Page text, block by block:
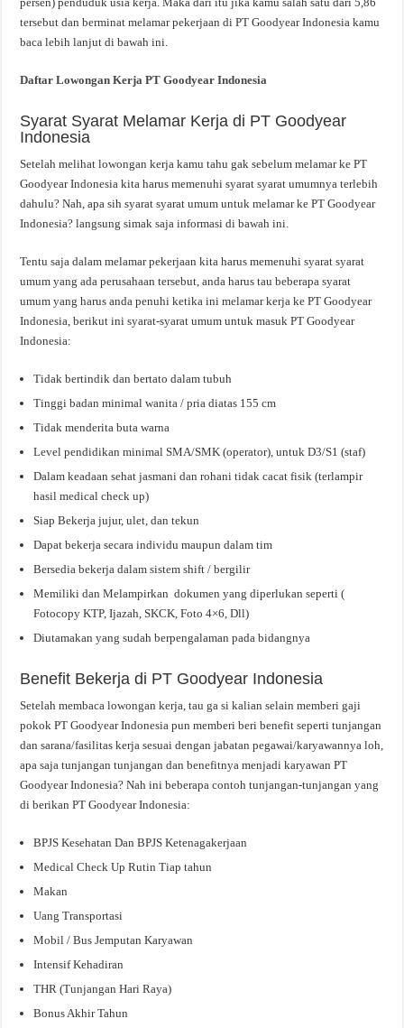
tersebut dan berminat melamar pekerjaan di PT Goodyear Indonesia kamu
baca lebih lanjut di bawah ini.
Daftar Lowongan Kerja PT Goodyear Indonesia
Syarat Syarat Melamar Kerja di PT Goodyear
Indonesia
Setelah melihat lowongan kerja kamu tahu gak sebelum melamar ke PT
Goodyear Indonesia kita harus memenuhi syarat syarat umumnya terlebih
dahulu? Nah, apa sih syarat syarat umum untuk melamar ke PT Goodyear
Indonesia? langsung simak saja informasi di bawah ini.
Tentu saja dalam melamar pekerjaan kita harus memenuhi syarat syarat
umum yang ada perusahaan tersebut, anda harus tau beberapa syarat
umum yang harus anda penuhi ketika ini melamar kerja ke PT Goodyear
Indonesia, berikut ini syarat-syarat umum untuk masuk PT Goodyear
Indonesia:
Tidak bertindik dan bertato dalam tubuh
Tinggi badan minimal wanita / pria diatas 155 cm
Tidak menderita buta warna
Level pendidikan minimal SMA/SMK (operator), untuk D3/S1 (staf)
Dalam keadaan sehat jasmani dan rohani tidak cacat fisik (terlampir
hasil medical check up)
Siap Bekerja jujur, ulet, dan tekun
Dapat bekerja secara individu maupun dalam tim
Bersedia bekerja dalam sistem shift / bergilir
Memiliki dan Melampirkan dokumen yang diperlukan seperti (
Fotocopy KTP, Ijazah, SKCK, Foto 4×6, Dll)
Diutamakan yang sudah berpengalaman pada bidangnya
Benefit Bekerja di PT Goodyear Indonesia
Setelah membaca lowongan kerja, tau ga si kalian selain memberi gaji
pokok PT Goodyear Indonesia pun memberi beri benefit seperti tunjangan
dan sarana/fasilitas kerja sesuai dengan jabatan pegawai/karyawannya loh,
apa saja tunjangan tunjangan dan benefitnya menjadi karyawan PT
Goodyear Indonesia? Nah ini beberapa contoh tunjangan-tunjangan yang
di berikan PT Goodyear Indonesia:
BPJS Kesehatan Dan BPJS Ketenagakerjaan
Medical Check Up Rutin Tiap tahun
Makan
Uang Transportasi
Mobil / Bus Jemputan Karyawan
Intensif Kehadiran
THR (Tunjangan Hari Raya)
Bonus Akhir Tahun